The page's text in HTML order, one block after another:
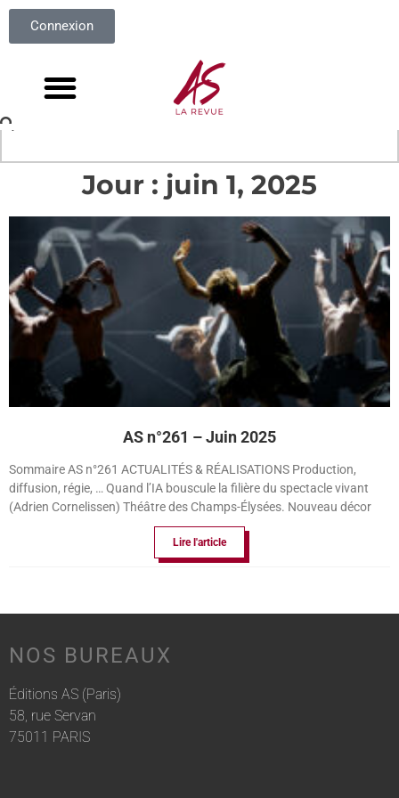
Connexion
Jour : juin 1, 2025
AS n°261 – Juin 2025
Sommaire AS n°261 ACTUALITÉS & RÉALISATIONS Production,
diffusion, régie, … Quand l’IA bouscule la filière du spectacle vivant
(Adrien Cornelissen) Théâtre des Champs-Élysées. Nouveau décor
Lire l'article
NOS BUREAUX
Éditions AS (Paris)
58, rue Servan
75011 PARIS